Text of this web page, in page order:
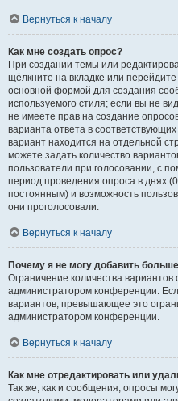
Вернуться к началу
Как мне создать опрос?
При создании темы или
щёлкните на вкладке или
основной формой для создания
используемого стиля; если вы не
не имеете прав на создание
варианта ответа в
вариант находится на отдельной
можете задать количество
пользователи при голосовании, с
период проведения опроса в днях
постоянным) и возможность
они проголосовали.
Вернуться к началу
Почему я не могу добавить
Ограничение количества вариантов
администратором конференции.
вариантов, превышающее это
администратором конференции.
Вернуться к началу
Как мне отредактировать или
Так же, как и сообщения, опросы